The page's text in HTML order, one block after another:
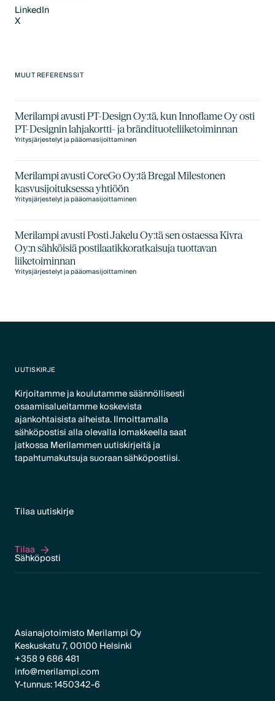
LinkedIn
LinkedIn
X
MUUT REFERENSSIT
Merilampi avusti PT-Design Oy:tä, kun Innoflame Oy osti
PT-Designin lahjakortti- ja brändituoteliiketoiminnan
Yritysjärjestelyt ja pääomasijoittaminen
Merilampi avusti CoreGo Oy:tä Bregal Milestonen
kasvusijoituksessa yhtiöön
Yritysjärjestelyt ja pääomasijoittaminen
Merilampi avusti Posti Jakelu Oy:tä sen ostaessa Kivra
Oy:n sähköisiä postilaatikkoratkaisuja tuottavan
liiketoiminnan
Yritysjärjestelyt ja pääomasijoittaminen
UUTISKIRJE
Kirjoitamme ja koulutamme säännöllisesti
osaamisalueitamme koskevista
ajankohtaisista aiheista. Ilmoittamalla
sähköpostisi alla olevalla lomakkeella saat
jatkossa Merilammen uutiskirjeitä ja
tapahtumakutsuja suoraan sähköpostiisi.
Tilaa uutiskirje
Tilaa
Tilaa
Asianajotoimisto Merilampi Oy
Keskuskatu 7, 00100 Helsinki
+358 9 686 481
info@merilampi.com
Y-tunnus: 1450342-6